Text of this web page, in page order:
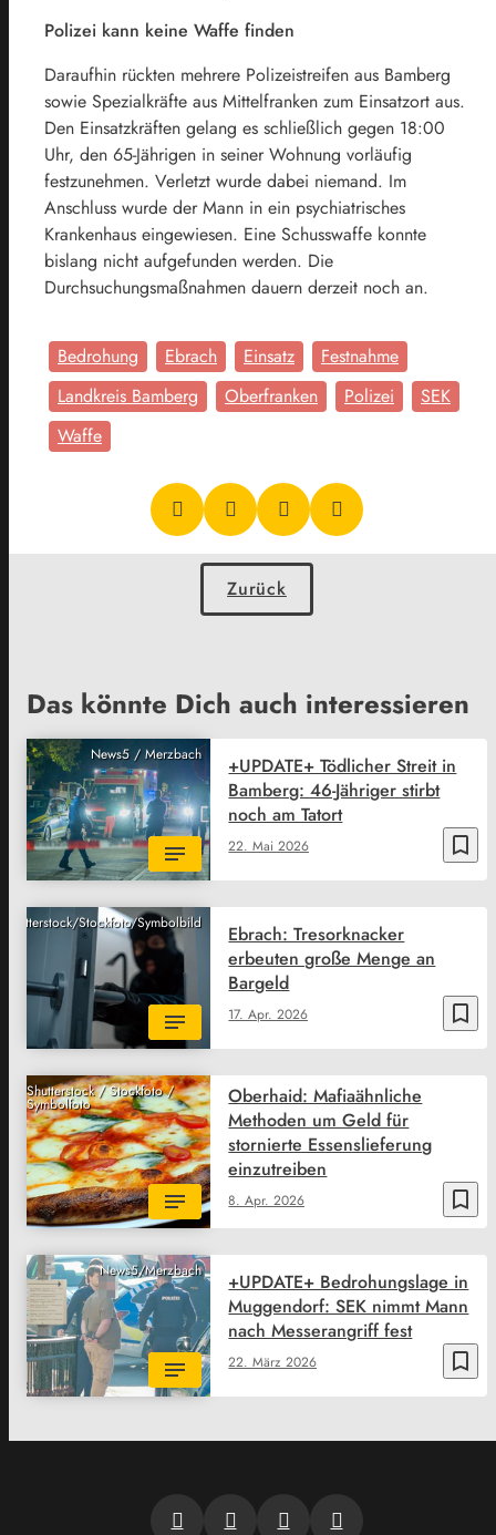
Polizei kann keine Waffe finden
Daraufhin rückten mehrere Polizeistreifen aus Bamberg
sowie Spezialkräfte aus Mittelfranken zum Einsatzort aus.
Den Einsatzkräften gelang es schließlich gegen 18:00
Uhr, den 65-Jährigen in seiner Wohnung vorläufig
festzunehmen. Verletzt wurde dabei niemand. Im
Anschluss wurde der Mann in ein psychiatrisches
Krankenhaus eingewiesen. Eine Schusswaffe konnte
bislang nicht aufgefunden werden. Die
Durchsuchungsmaßnahmen dauern derzeit noch an.
Bedrohung Ebrach Einsatz
Festnahme
Landkreis Bamberg
Oberfranken Polizei
SEK
Waffe
Zurück
Das könnte Dich auch interessieren
News5 / Merzbach
bookmark_border
22. Mai 2026
+UPDATE+ Tödlicher Streit in
Bamberg: 46-Jähriger stirbt
noch am Tatort
Shutterstock/Stockfoto/Symbolbild
bookmark_border
17. Apr. 2026
Ebrach: Tresorknacker
erbeuten große Menge an
Bargeld
Shutterstock / Stockfoto /
Symbolfoto
bookmark_border
8. Apr. 2026
Oberhaid: Mafiaähnliche
Methoden um Geld für
stornierte Essenslieferung
einzutreiben
News5/Merzbach
bookmark_border
22. März 2026
+UPDATE+ Bedrohungslage in
Muggendorf: SEK nimmt Mann
nach Messerangriff fest